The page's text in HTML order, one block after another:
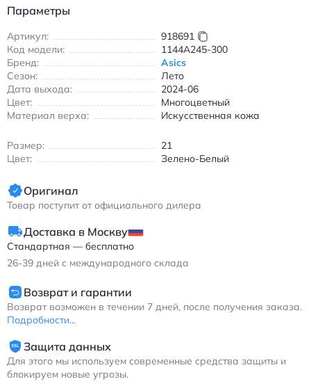
подошве обеспечивает отличную амортизацию при каждом
ребенка. Зелено-белая расцветка выглядит ярко и стильно,
подчеркивая активный образ жизни малыша. Кроссовки
подходят для прогулок в теплую погоду благодаря дышащим
материалам верха. Легко надеваются и снимаются
благодаря эластичным шнуркам. Идеально для обучения
ходьбе и первых шагов. Асикс Гел-Кайано 23 детские
кроссовки зелено-белые с искусственным верхом и
Параметры
Артикул:
918691
Код модели:
1144A245-300
Бренд:
Asics
Сезон:
Лето
Дата выхода:
2024-06
Цвет:
Многоцветный
Материал верха:
Искусственная кожа
Размер:
21
Цвет:
Зелено-Белый
Оригинал
Товар поступит от официального дилера
Доставка в Москву
Стандартная — бесплатно
26-39 дней с международного склада
Возврат и гарантии
Возврат возможен в течении 7 дней, после получения заказа.
Подробности...
Защита данных
Для этого мы используем современные средства защиты и
блокируем новые угрозы.